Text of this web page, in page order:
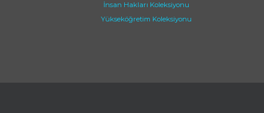
İnsan Hakları Koleksiyonu
Yükseköğretim Koleksiyonu